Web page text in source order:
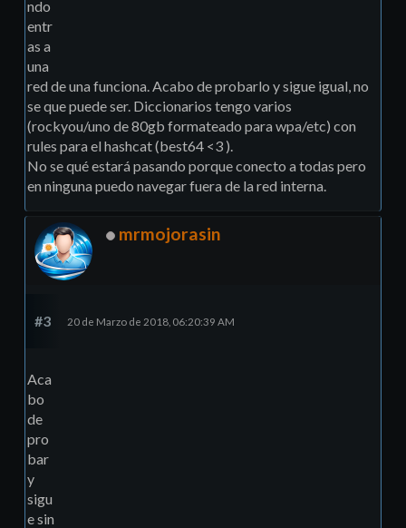
ndo
entr
as a
una
red de una funciona. Acabo de probarlo y sigue igual, no
se que puede ser. Diccionarios tengo varios
(rockyou/uno de 80gb formateado para wpa/etc) con
rules para el hashcat (best64 <3 ).
No se qué estará pasando porque conecto a todas pero
en ninguna puedo navegar fuera de la red interna.
mrmojorasin
#3 20 de Marzo de 2018, 06:20:39 AM
Aca
bo
de
pro
bar
y
sigu
e sin